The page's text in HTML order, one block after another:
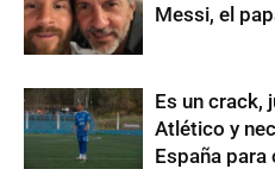
Messi, el
Es un crack,
Atlético y
España para